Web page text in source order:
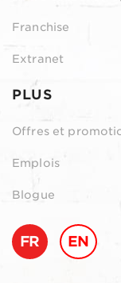
Franchise
Extranet
PLUS
Offres et
Emplois
Blogue
FR EN